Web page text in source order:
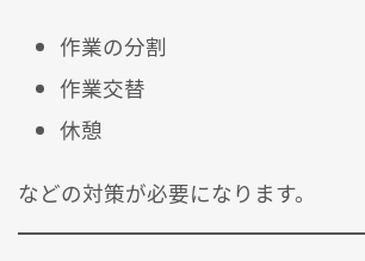
作業の分割
作業交替
休憩
などの対策が必要になります。